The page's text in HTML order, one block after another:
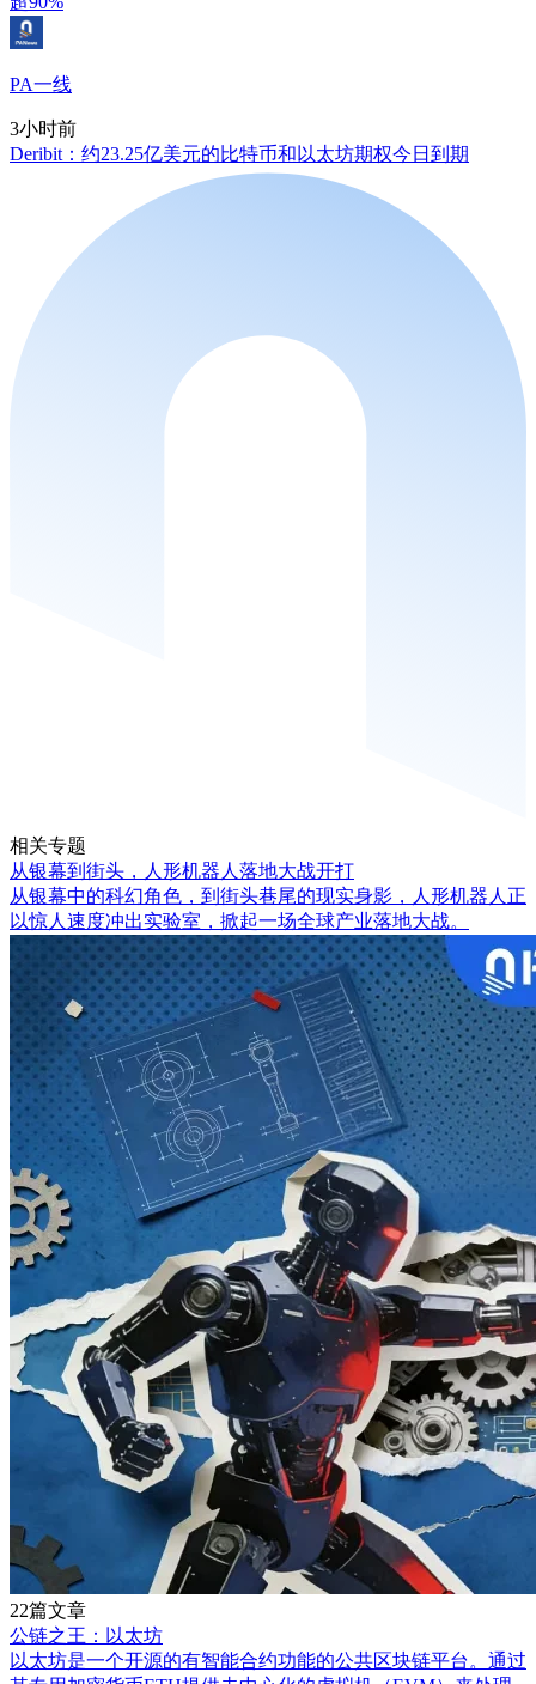
PA一线
3小时前
Deribit：约23.25亿美元的比特币和以太坊期权今日到期
相关专题
从银幕到街头，人形机器人落地大战开打
从银幕中的科幻角色，到街头巷尾的现实身影，人形机器人正
以惊人速度冲出实验室，掀起一场全球产业落地大战。
22篇文章
公链之王：以太坊
以太坊是一个开源的有智能合约功能的公共区块链平台。通过